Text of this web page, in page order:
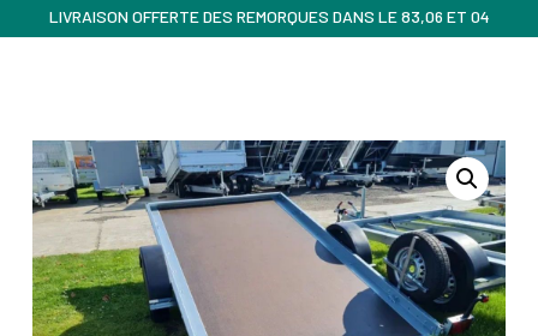
LIVRAISON OFFERTE DES REMORQUES DANS LE 83,06 ET 04